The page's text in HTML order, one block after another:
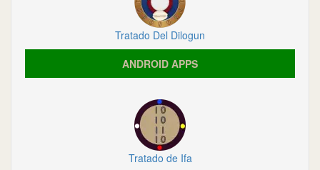
Tratado Del Dilogun
ANDROID APPS
Tratado de Ifa